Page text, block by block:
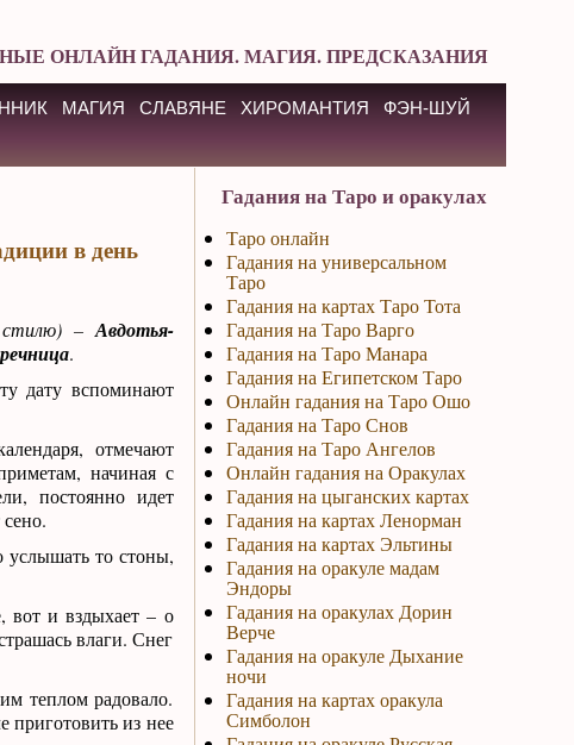
ОНЛАЙН ГАДАНИЯ. МАГИЯ. ПРЕДСКАЗАНИЯ
МАГИЯ СЛАВЯНЕ ХИРОМАНТИЯ
ФЭН-ШУЙ
в день
– Авдотья-
.
дату вспоминают
отмечают
начиная с
постоянно идет
то стоны,
вот и вздыхает – о
влаги. Снег
теплом радовало.
приготовить из нее
Гадания на Таро и оракулах
Таро онлайн
Гадания на универсальном
Таро
Гадания на картах Таро Тота
Гадания на Таро Варго
Гадания на Таро Манара
Гадания на Египетском Таро
Онлайн гадания на Таро Ошо
Гадания на Таро Снов
Гадания на Таро Ангелов
Онлайн гадания на Оракулах
Гадания на цыганских картах
Гадания на картах Ленорман
Гадания на картах Эльтины
Гадания на оракуле мадам
Эндоры
Гадания на оракулах Дорин
Верче
Гадания на оракуле Дыхание
ночи
Гадания на картах оракула
Симболон